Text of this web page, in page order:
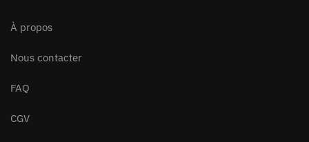
À propos
Nous contacter
FAQ
CGV